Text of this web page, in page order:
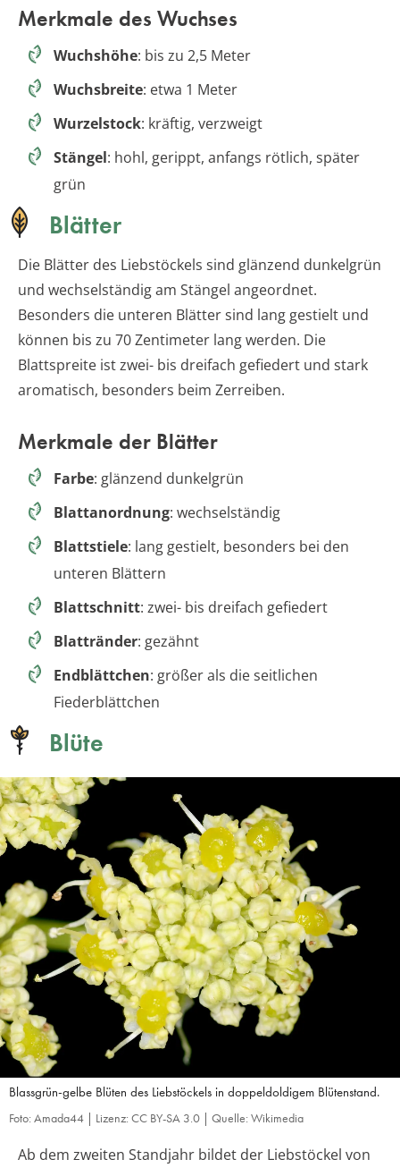
Merkmale des Wuchses
Wuchshöhe: bis zu 2,5 Meter
Wuchsbreite: etwa 1 Meter
Wurzelstock: kräftig, verzweigt
Stängel: hohl, gerippt, anfangs rötlich, später
grün
Blätter
Die Blätter des Liebstöckels sind glänzend dunkelgrün
und wechselständig am Stängel angeordnet.
Besonders die unteren Blätter sind lang gestielt und
können bis zu 70 Zentimeter lang werden. Die
Blattspreite ist zwei- bis dreifach gefiedert und stark
aromatisch, besonders beim Zerreiben.
Merkmale der Blätter
Farbe: glänzend dunkelgrün
Blattanordnung: wechselständig
Blattstiele: lang gestielt, besonders bei den
unteren Blättern
Blattschnitt: zwei- bis dreifach gefiedert
Blattränder: gezähnt
Endblättchen: größer als die seitlichen
Fiederblättchen
Blüte
Blassgrün-gelbe Blüten des Liebstöckels in doppeldoldigem Blütenstand.
Foto: Amada44 | Lizenz: CC BY-SA 3.0 | Quelle: Wikimedia
Ab dem zweiten Standjahr bildet der Liebstöckel von